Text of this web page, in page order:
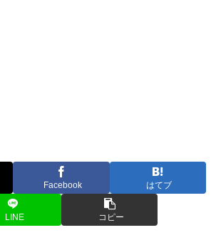
Facebook はてブ
LINE コピー